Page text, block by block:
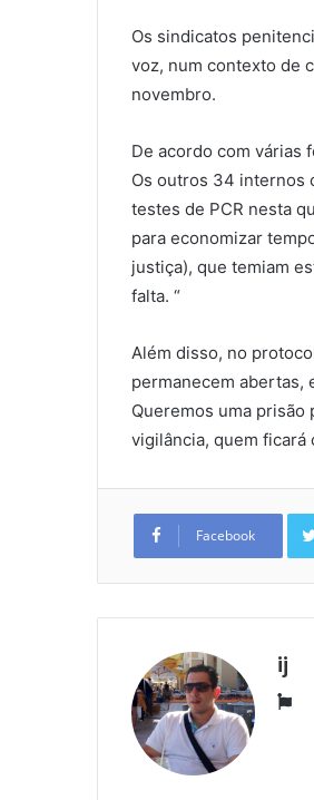
Os sindicatos
voz, num contexto de
novembro.
De acordo com várias
Os outros 34 internos
testes de PCR nesta
para economizar
justiça), que temiam
falta. “
Além disso, no
permanecem abertas,
Queremos uma
vigilância, quem ficará
Facebook
ij